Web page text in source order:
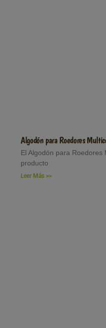
Algodón para Roedores
El Algodón para Roedores
producto
Leer Más >>